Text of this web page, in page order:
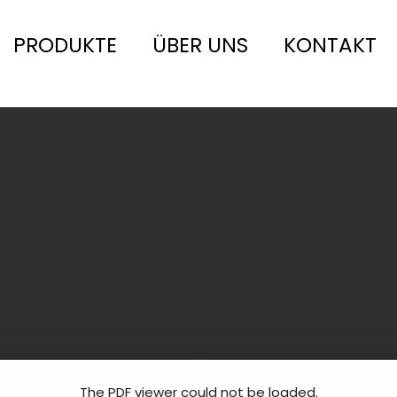
PRODUKTE ÜBER UNS KONTAKT
The PDF viewer could not be loaded.